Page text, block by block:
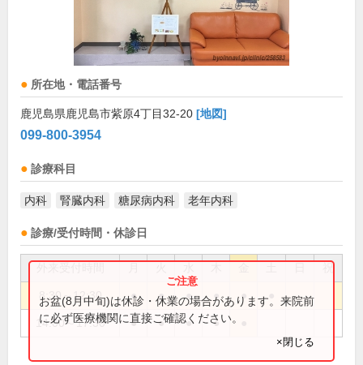
所在地・電話番号
鹿児島県鹿児島市紫原4丁目32-20 [地図]
099-800-3954
診療科目
内科 腎臓内科 糖尿病内科 老年内科
診療/受付時間・休診日
祝
8:30～12:30 ● ● ● ● ●
14:00～17:30 ● ● ● ●
お盆(8月中旬)は休診・休業の場合があります。来院前
に必ず医療機関に直接ご確認ください。
×閉じる